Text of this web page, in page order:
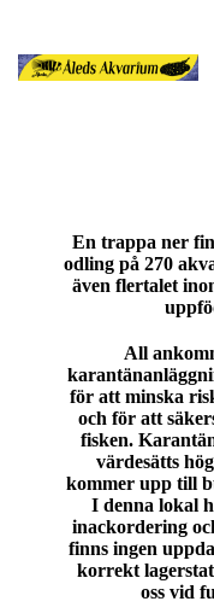
En trappa ner
odling på 270
även flertalet
All
för att minska
och för att
fisken.
värdesätts
kommer upp till
I denna lokal
inackordering
finns ingen
korrekt
oss vid